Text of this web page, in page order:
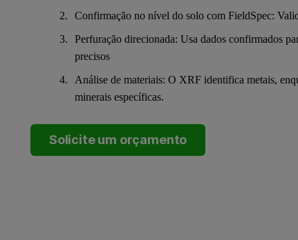
Confirmação no nível do solo com FieldSpec:
Perfuração direcionada: Usa dados confirmados
precisos
Análise de materiais: O XRF identifica metais,
minerais específicas.
Solicite um orçamento